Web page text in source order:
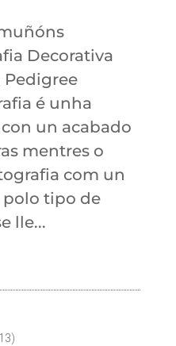
Decorativa
Pedigree
é unha
un acabado
mentres o
com un
tipo de
lle...